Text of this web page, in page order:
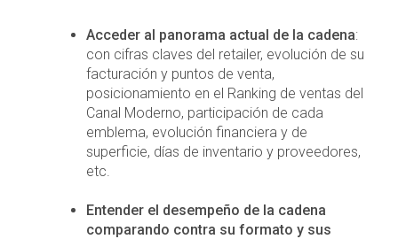
Acceder al panorama actual de la cadena:
con cifras claves del retailer, evolución de su
facturación y puntos de venta,
posicionamiento en el Ranking de ventas del
Canal Moderno, participación de cada
emblema, evolución financiera y de
superficie, días de inventario y proveedores,
etc.
Entender el desempeño de la cadena
comparando contra su formato y sus